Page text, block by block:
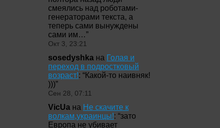
смеялись над роботами-
генераторами текста, а
теперь сами вынуждены
сами им…”
Окт 3, 23:21
sosedyshka на Голая и
переход в подростковый
возраст!: “Какой-то наивняк!
)))”
Сен 28, 07:11
VicUa на Не скачите к
волкам,украинцы!: “зато
Европа не убивает